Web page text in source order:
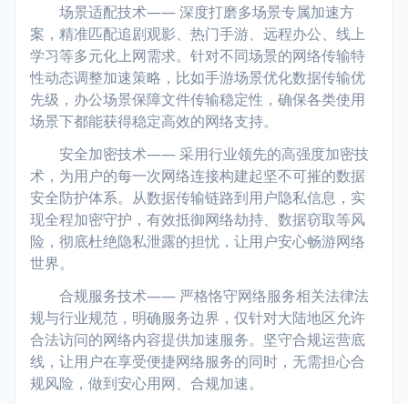
场景适配技术—— 深度打磨多场景专属加速方
案，精准匹配追剧观影、热门手游、远程办公、线上
学习等多元化上网需求。针对不同场景的网络传输特
性动态调整加速策略，比如手游场景优化数据传输优
先级，办公场景保障文件传输稳定性，确保各类使用
场景下都能获得稳定高效的网络支持。
安全加密技术—— 采用行业领先的高强度加密技
术，为用户的每一次网络连接构建起坚不可摧的数据
安全防护体系。从数据传输链路到用户隐私信息，实
现全程加密守护，有效抵御网络劫持、数据窃取等风
险，彻底杜绝隐私泄露的担忧，让用户安心畅游网络
世界。
合规服务技术—— 严格恪守网络服务相关法律法
规与行业规范，明确服务边界，仅针对大陆地区允许
合法访问的网络内容提供加速服务。坚守合规运营底
线，让用户在享受便捷网络服务的同时，无需担心合
规风险，做到安心用网、合规加速。